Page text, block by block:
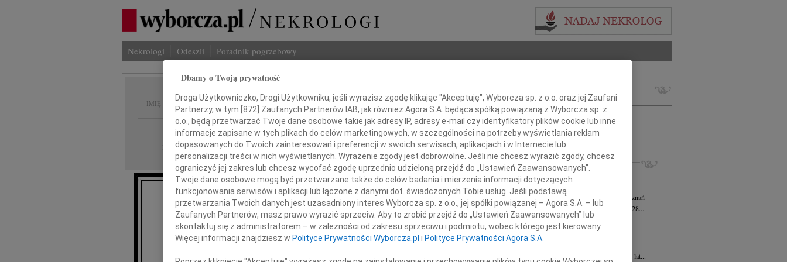
Nekrologi Odeszli Poradnik pogrzebowy
IMIĘ I NAZWISKO: Urszula Kaszyńska
REGION: Poznań
DATA EMISJI: 02.02.2013
Z głębokim żalem zawiadamiamy,
że dnia 28 stycznia 2013 roku
zmarła nasza ukochana Mama
Imię i nazwisko lub numer ogłoszenia:
+ szukanie zaawansowane
INNE NEKROLOGI
Tadeusz Kotłowski 05.08.2026
Z ogromnym żalem i bólem w sercu...
Krystyna Kowandywiek: 93
Poznań
Z głębokim żalem zawiadamiamy, że w dniu 28...
Krystyna Janowicz
24.07.2026
"Pan jest Pasterzem moim, niczego mi nie...
Zbigniew Zygmunt
W dniu 9 lipca 2026 roku, zmarł w wieku 87 lat...
Dbamy o Twoją prywatność
Droga Użytkowniczko, Drogi Użytkowniku, jeśli wyrazisz zgodę klikając "Akceptuję", Wyborcza sp. z o.o. oraz jej Zaufani
Partnerzy, w tym [872] Zaufanych Partnerów IAB, jak również Agora S.A. będąca spółką powiązaną z Wyborcza sp. z
o.o., będą przetwarzać Twoje dane osobowe takie jak adresy IP, adresy e-mail czy identyfikatory plików cookie lub inne
informacje zapisane w tych plikach do celów marketingowych, w szczególności na potrzeby wyświetlania reklam
dopasowanych do Twoich zainteresowań i preferencji w swoich serwisach, aplikacjach i w Internecie lub
personalizacji treści w nich wyświetlanych. Wyrażenie zgody jest dobrowolne. Jeśli nie chcesz wyrazić zgody, chcesz
ograniczyć jej zakres lub chcesz wycofać zgodę uprzednio udzieloną przejdź do „Ustawień Zaawansowanych”.
Twoje dane osobowe mogą być przetwarzane także do celów badania i mierzenia informacji dotyczących
funkcjonowania serwisów i aplikacji lub łączone z danymi dot. świadczonych Tobie usług. Jeśli podstawą
przetwarzania Twoich danych jest uzasadniony interes Wyborcza sp. z o.o., jej spółki powiązanej – Agora S.A. – lub
Zaufanych Partnerów, masz prawo wyrazić sprzeciw. Aby to zrobić przejdź do „Ustawień Zaawansowanych” lub
skontaktuj się z administratorem – w zależności od zakresu sprzeciwu i podmiotu, wobec którego jest kierowany.
Więcej informacji znajdziesz w Polityce Prywatności Wyborcza.pl i Polityce Prywatności Agora S.A.